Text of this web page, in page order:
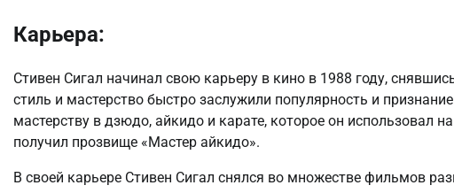
Карьера:
Стивен Сигал начинал свою карьеру в кино в 1988 году,
стиль и мастерство быстро заслужили популярность и
мастерству в дзюдо, айкидо и карате, которое он использовал
получил прозвище «Мастер айкидо».
В своей карьере Стивен Сигал снялся во множестве фильмов